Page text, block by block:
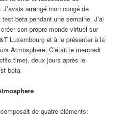
arrangé mon congé de
beta pendant une semaine. J’ai
son propre monde virtuel sur
Luxembourg et à le présenter à la
Atmosphere. C’était le mercredi
time), deux jours après le
beta.
de quatre éléments: